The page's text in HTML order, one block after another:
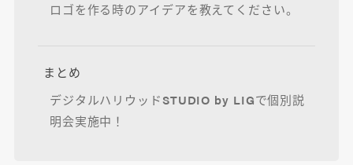
ロゴを作る時のアイデアを教えてください。
まとめ
デジタルハリウッドSTUDIO by LIGで個別説
明会実施中！